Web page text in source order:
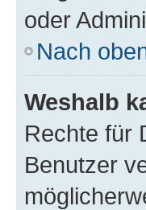
oder
Nach
Weshalb
Rechte für
Benutzer